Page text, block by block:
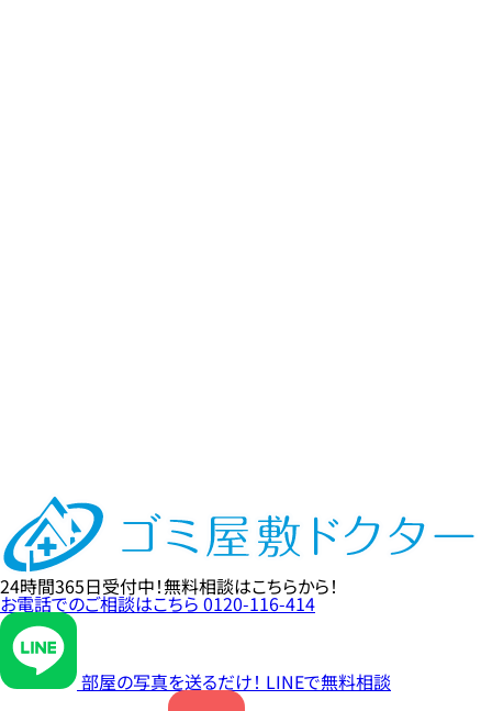
24時間365日受付中！無料相談はこちらから！
お電話でのご相談はこちら 0120-116-414
部屋の写真を送るだけ！ LINEで無料相談